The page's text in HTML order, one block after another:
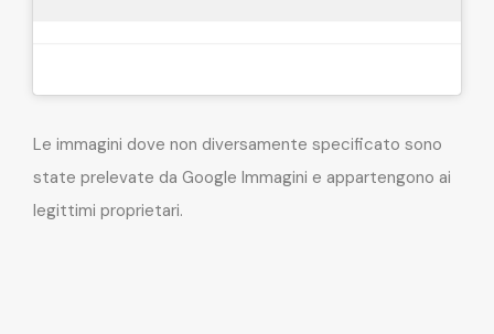
Le immagini dove non diversamente specificato sono
state prelevate da Google Immagini e appartengono ai
legittimi proprietari.